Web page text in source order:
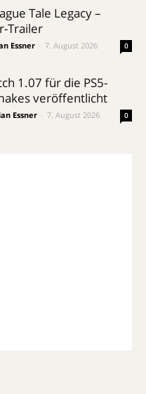
Tale Legacy –
Trailer
Essner 7. August 2026 0
1.07 für die PS5-
veröffentlicht
Essner 7. August 2026 0